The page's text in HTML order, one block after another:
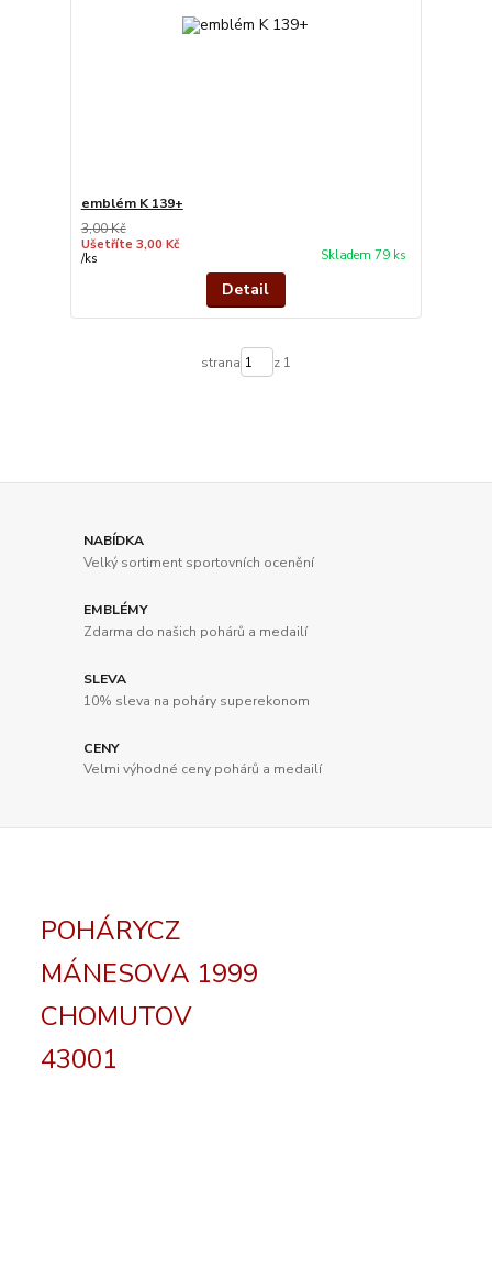
emblém K 139+
3,00 Kč
Ušetříte 3,00 Kč
/ks Skladem 79 ks
Detail
strana z 1
NABÍDKA
Velký sortiment sportovních ocenění
EMBLÉMY
Zdarma do našich pohárů a medailí
SLEVA
10% sleva na poháry superekonom
CENY
Velmi výhodné ceny pohárů a medailí
POHÁRYCZ
MÁNESOVA 1999
CHOMUTOV
43001